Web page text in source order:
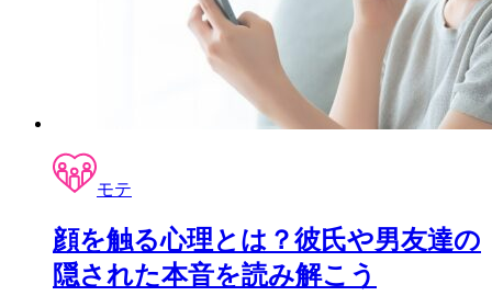
モテ
顔を触る心理とは？彼氏や男友達の
隠された本音を読み解こう